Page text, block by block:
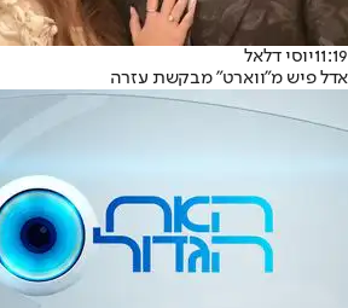
11:19יוסי דלאל
אדל פיש מ"ווארט" מבקשת עזרה